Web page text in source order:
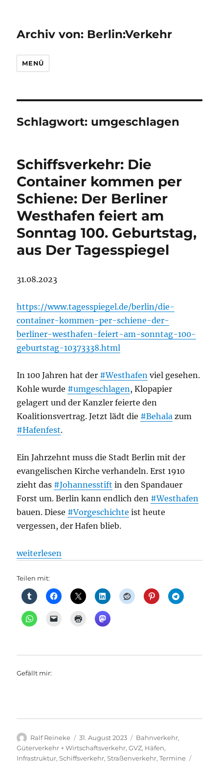
Archiv von: Berlin:Verkehr
MENÜ
Schlagwort: umgeschlagen
Schiffsverkehr: Die
Container kommen per
Schiene: Der Berliner
Westhafen feiert am
Sonntag 100. Geburtstag,
aus Der Tagesspiegel
31.08.2023
https://www.tagesspiegel.de/berlin/die-
container-kommen-per-schiene-der-
berliner-westhafen-feiert-am-sonntag-100-
geburtstag-10373338.html
In 100 Jahren hat der #Westhafen viel gesehen.
Kohle wurde #umgeschlagen, Klopapier
gelagert und der Kanzler feierte den
Koalitionsvertrag. Jetzt lädt die #Behala zum
#Hafenfest.
Ein Jahrzehnt muss die Stadt Berlin mit der
evangelischen Kirche verhandeln. Erst 1910
zieht das #Johannesstift in den Spandauer
Forst um. Berlin kann endlich den #Westhafen
bauen. Diese #Vorgeschichte ist heute
vergessen, der Hafen blieb.
„Schiffsverkehr: Die Container kommen per
weiterlesen
Teilen mit:
Gefällt mir:
Autor
Ralf Reineke
Veröffentlicht
am
31. August 2023 Kategorien
Bahnverkehr,
Güterverkehr + Wirtschaftsverkehr,GVZ, Häfen,
Infrastruktur,Schiffsverkehr,Straßenverkehr,Termine